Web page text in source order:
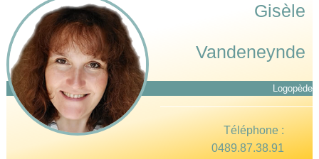
Gisèle
Vandeneynde
Logopède
Téléphone :
0489.87.38.91